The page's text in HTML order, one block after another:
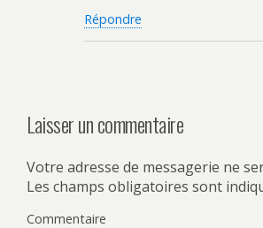
Répondre
Laisser un commentaire
Votre adresse de messagerie ne
Les champs obligatoires sont
Commentaire